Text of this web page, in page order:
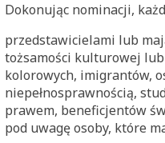
Dokonując nominacji,
przedstawicielami lub
tożsamości kulturowej
kolorowych, imigrantów,
niepełnosprawnością,
prawem, beneficjentów
pod uwagę osoby, które